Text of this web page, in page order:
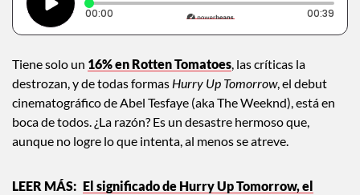
00:00 Tiempo transcurrido: 0 segundos 00:39
Tiene solo un 16% en Rotten Tomatoes, las críticas la
destrozan, y de todas formas Hurry Up Tomorrow, el debut
cinematográfico de Abel Tesfaye (aka The Weeknd), está en
boca de todos. ¿La razón? Es un desastre hermoso que,
aunque no logre lo que intenta, al menos se atreve.
El significado de Hurry Up Tomorrow, el